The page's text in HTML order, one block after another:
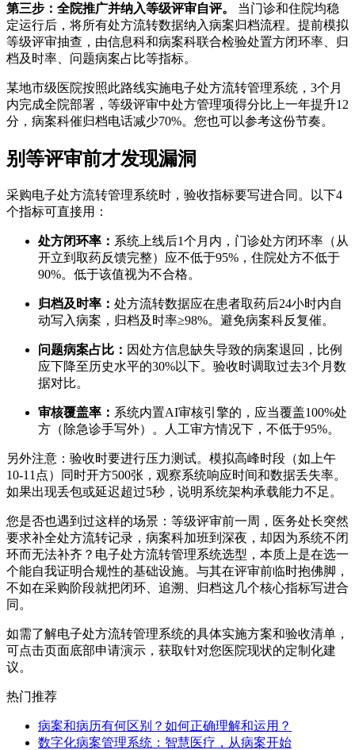
第三步：全院推广并纳入等级评审自评。
当门诊和住院均稳
定运行后，将所有处方流转数据纳入病案归档流程。提前模拟
等级评审抽查，由信息科和病案科联合检验处置方闭环率、归
档及时率、问题病案占比等指标。
某地市级医院按照此路线实施电子处方流转管理系统，3个月
内完成全院部署，等级评审中处方管理项得分比上一年提升12
分，病案科催归档电话减少70%。您也可以参考这份节奏。
别等评审前才发现漏洞
采购电子处方流转管理系统时，验收指标要写进合同。以下4
个指标可直接用：
处方闭环率： 系统上线后1个月内，门诊处方闭环率（从
开立到取药反馈完整）应不低于95%，住院处方不低于
90%。低于该值视为不合格。
归档及时率： 处方流转数据应在患者取药后24小时内自
动写入病案，归档及时率≥98%。避免病案科反复催。
问题病案占比： 因处方信息缺失导致的病案退回，比例
应下降至历史水平的30%以下。验收时调取过去3个月数
据对比。
审核覆盖率： 系统内置AI审核引擎的，应当覆盖100%处
方（除急诊手写外）。人工审方情况下，不低于95%。
另外注意：验收时要进行压力测试。模拟高峰时段（如上午
10-11点）同时开方500张，观察系统响应时间和数据丢失率。
如果出现丢包或延迟超过5秒，说明系统架构承载能力不足。
您是否也遇到过这样的场景：等级评审前一周，医务处长突然
要求补全处方流转记录，病案科加班到深夜，却因为系统不闭
环而无法补齐？电子处方流转管理系统选型，本质上是在选一
个能自我证明合规性的基础设施。与其在评审前临时抱佛脚，
不如在采购阶段就把闭环、追溯、归档这几个核心指标写进合
同。
如需了解电子处方流转管理系统的具体实施方案和验收清单，
可点击页面底部申请演示，获取针对您医院现状的定制化建
议。
热门推荐
病案和病历有何区别？如何正确理解和运用？
数字化病案管理系统：智慧医疗，从病案开始